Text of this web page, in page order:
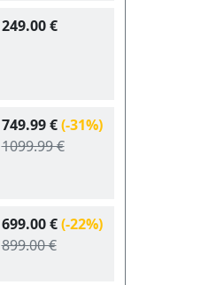
249.00 €
749.99 €(-31%)
1099.99 €
699.00 €(-22%)
899.00 €